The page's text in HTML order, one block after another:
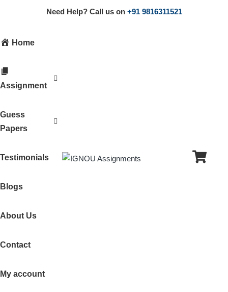
Need Help? Call us on +91 9816311521
Home
Assignment
Guess
Papers
Testimonials
Blogs
About Us
Contact
My account